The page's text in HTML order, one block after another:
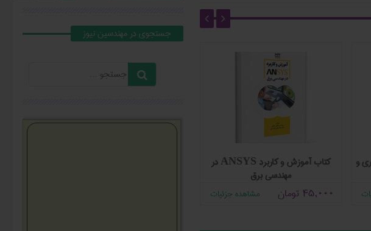
كتاب آموزش و کاربرد ANSYS در
مهندسی برق
45,000 تومان مشاهده جزئیات
و
جستجوي در مهندسين نيوز